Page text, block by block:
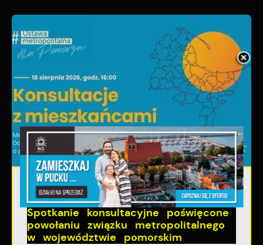
06 - 08 - 2026
Spotkanie konsultacyjne poświęcone
powołaniu związku metropolitalnego
w województwie pomorskim